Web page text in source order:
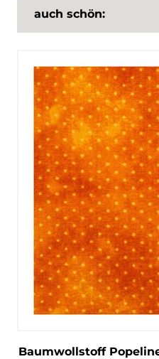
auch schön:
Baumwollstoff